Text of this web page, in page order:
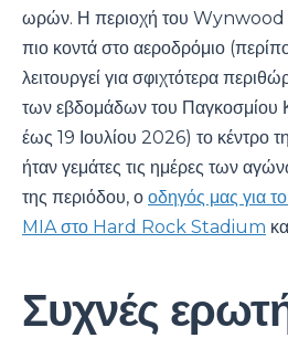
ωρών. Η περιοχή του Wynwood
πιο κοντά στο αεροδρόμιο
λειτουργεί για σφιχτότερα
των εβδομάδων του Παγκοσμίου
έως 19 Ιουλίου 2026) το κέντρο
ήταν γεμάτες τις ημέρες των
της περιόδου, ο οδηγός μας για
MIA στο Hard Rock Stadium
Συχνές